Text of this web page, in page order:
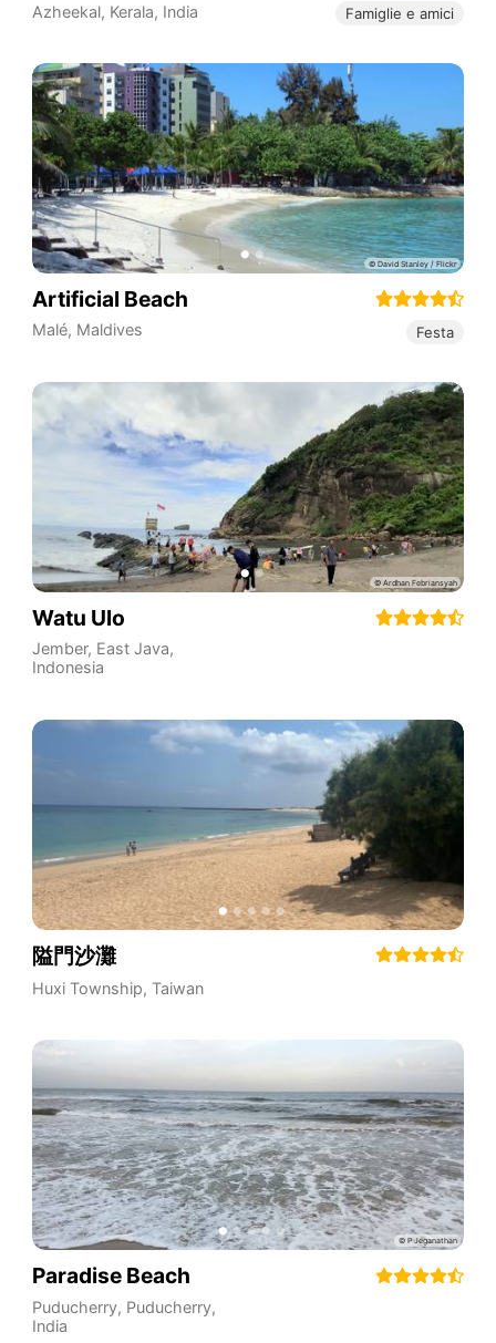
Azheekal, Kerala, India Famiglie e amici
Artificial Beach
Malé, Maldives Festa
Watu Ulo
Jember, East Java,
Indonesia
隘門沙灘
Huxi Township, Taiwan
Paradise Beach
Puducherry, Puducherry,
India